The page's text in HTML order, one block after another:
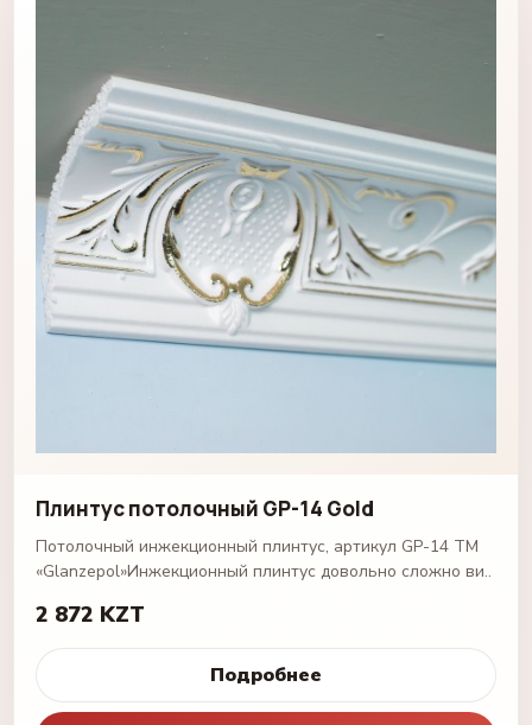
Плинтус потолочный GP-14 Gold
Потолочный инжекционный плинтус, артикул GP-14 ТМ
«Glanzepol»Инжекционный плинтус довольно сложно ви..
2 872 KZT
Подробнее